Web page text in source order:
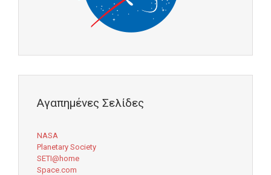
Αγαπημένες Σελίδες
NASA
Planetary Society
SETI@home
Space.com